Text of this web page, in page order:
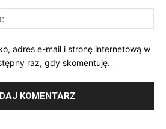
adres e-mail i stronę internetową w
raz, gdy skomentuję.